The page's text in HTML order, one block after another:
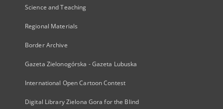
Science and Teaching
Regional Materials
Border Archive
Gazeta Zielonogórska - Gazeta Lubuska
International Open Cartoon Contest
Digital Library Zielona Gora for the Blind